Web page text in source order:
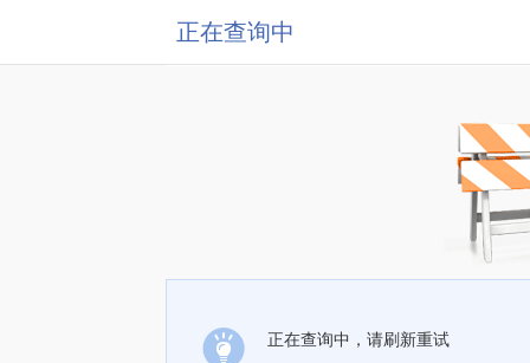
正在查询中
正在查询中，请刷新重试